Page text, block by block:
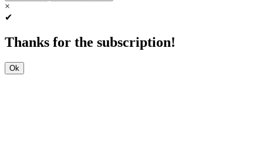
×
✔
Thanks for the subscription!
Ok